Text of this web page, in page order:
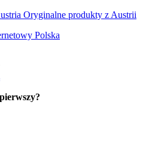
Oryginalne produkty z Austrii